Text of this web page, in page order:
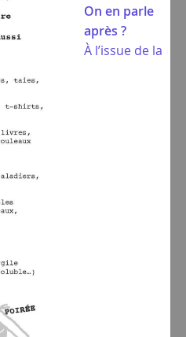
On en parle
après ?
À l’issue de la